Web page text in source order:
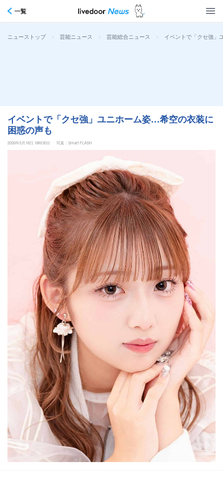
一覧
ニューストップ > 芸能ニュース > 芸能総合ニュース > イベントで「クセ強」
イベントで「クセ強」ユニホーム姿…希空の衣装に
困惑の声も
2026年5月18日 18時30分 写真：Smart FLASH